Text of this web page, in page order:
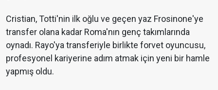
Cristian, Totti'nin ilk oğlu ve geçen yaz Frosinone'ye
transfer olana kadar Roma'nın genç takımlarında
oynadı. Rayo'ya transferiyle birlikte forvet oyuncusu,
profesyonel kariyerine adım atmak için yeni bir hamle
yapmış oldu.